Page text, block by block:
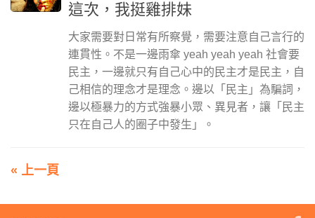
這次，我挺雞排妹
大家需要對日常有所察覺，需要注意自己言行的
連貫性。不是一邊雨傘 yeah yeah yeah 社會要
民主，一邊就只有自己心中的民主才是民主，自
己相信的理念才是理念。邊以「民主」為騙詞，
邊以極暴力的方式強暴小眾、異見者，讓「民主
只在自己人的圈子中發生」。
« 上一頁